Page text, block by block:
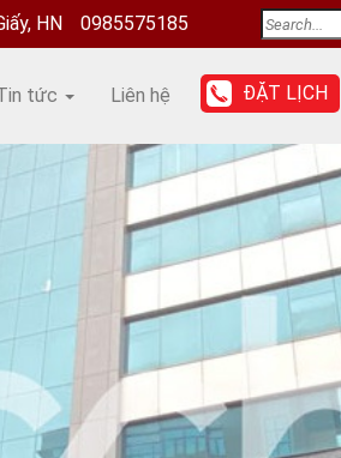
HN 0985575185
tức Liên hệ ĐẶT LỊCH